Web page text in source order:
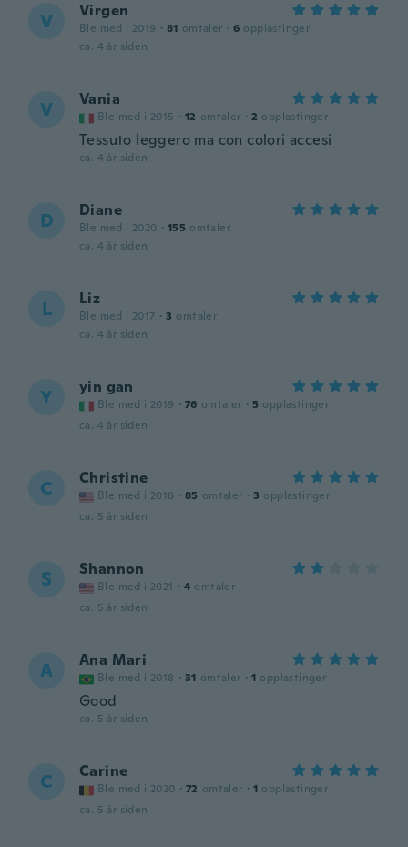
V Virgen
Ble med i 2019 · 81 omtaler · 6 opplastinger
ca. 4 år siden
V Vania
Ble med i 2015 · 12 omtaler · 2 opplastinger
Tessuto leggero ma con colori accesi
ca. 4 år siden
D Diane
Ble med i 2020 · 155 omtaler
ca. 4 år siden
L Liz
Ble med i 2017 · 3 omtaler
ca. 4 år siden
Y yin gan
Ble med i 2019 · 76 omtaler · 5 opplastinger
ca. 4 år siden
C Christine
Ble med i 2018 · 85 omtaler · 3 opplastinger
ca. 5 år siden
S Shannon
Ble med i 2021 · 4 omtaler
ca. 5 år siden
A Ana Mari
Ble med i 2018 · 31 omtaler · 1 opplastinger
Good
ca. 5 år siden
C Carine
Ble med i 2020 · 72 omtaler · 1 opplastinger
ca. 5 år siden